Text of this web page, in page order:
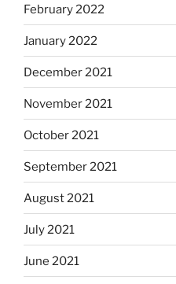
February 2022
January 2022
December 2021
November 2021
October 2021
September 2021
August 2021
July 2021
June 2021